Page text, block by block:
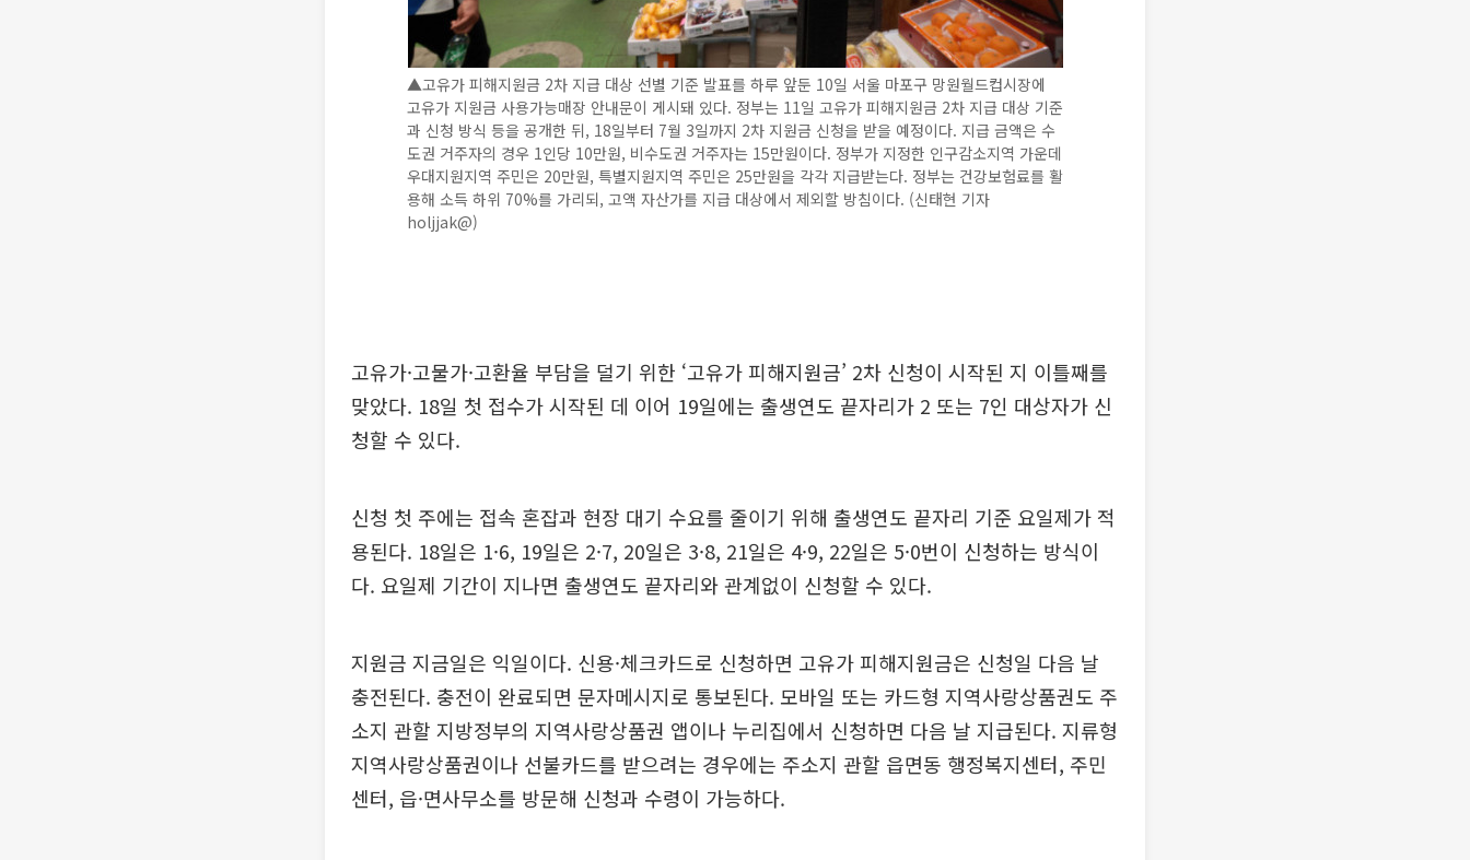
▲고유가 피해지원금 2차 지급 대상 선별 기준 발표를 하루 앞둔 10일 서울 마포구 망원월드컵시장에
고유가 지원금 사용가능매장 안내문이 게시돼 있다. 정부는 11일 고유가 피해지원금 2차 지급 대상 기준
과 신청 방식 등을 공개한 뒤, 18일부터 7월 3일까지 2차 지원금 신청을 받을 예정이다. 지급 금액은 수
도권 거주자의 경우 1인당 10만원, 비수도권 거주자는 15만원이다. 정부가 지정한 인구감소지역 가운데
우대지원지역 주민은 20만원, 특별지원지역 주민은 25만원을 각각 지급받는다. 정부는 건강보험료를 활
용해 소득 하위 70%를 가리되, 고액 자산가를 지급 대상에서 제외할 방침이다. (신태현 기자
holjjak@)
고유가·고물가·고환율 부담을 덜기 위한 ‘고유가 피해지원금’ 2차 신청이 시작된 지 이틀째를
맞았다. 18일 첫 접수가 시작된 데 이어 19일에는 출생연도 끝자리가 2 또는 7인 대상자가 신
청할 수 있다.
신청 첫 주에는 접속 혼잡과 현장 대기 수요를 줄이기 위해 출생연도 끝자리 기준 요일제가 적
용된다. 18일은 1·6, 19일은 2·7, 20일은 3·8, 21일은 4·9, 22일은 5·0번이 신청하는 방식이
다. 요일제 기간이 지나면 출생연도 끝자리와 관계없이 신청할 수 있다.
지원금 지금일은 익일이다. 신용·체크카드로 신청하면 고유가 피해지원금은 신청일 다음 날
충전된다. 충전이 완료되면 문자메시지로 통보된다. 모바일 또는 카드형 지역사랑상품권도 주
소지 관할 지방정부의 지역사랑상품권 앱이나 누리집에서 신청하면 다음 날 지급된다. 지류형
지역사랑상품권이나 선불카드를 받으려는 경우에는 주소지 관할 읍면동 행정복지센터, 주민
센터, 읍·면사무소를 방문해 신청과 수령이 가능하다.